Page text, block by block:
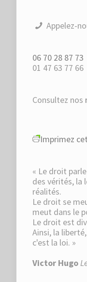
Appelez-
06 70 28 87 73
01 47 63 77 66
Consultez nos
Imprimez
« Le droit
des vérités, la
réalités.
Le droit se
meut dans le
Le droit est
Ainsi, la
c'est la loi. »
Victor Hugo